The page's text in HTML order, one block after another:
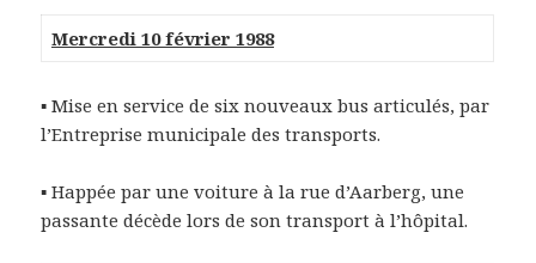
Mercredi 10 février 1988
▪ Mise en service de six nouveaux bus articulés, par
l’Entreprise municipale des transports.
▪ Happée par une voiture à la rue d’Aarberg, une
passante décède lors de son transport à l’hôpital.